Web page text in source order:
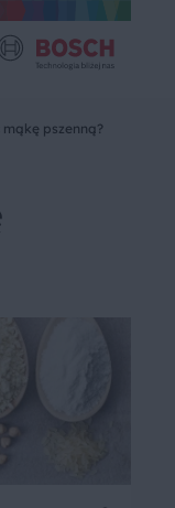
pszenną?